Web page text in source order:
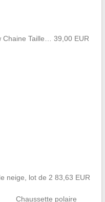
Chaine Taille… 39,00 EUR
neige, lot de 2 83,63 EUR
Chaussette polaire